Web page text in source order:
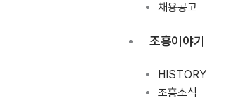
채용공고
조흥이야기
HISTORY
조흥소식